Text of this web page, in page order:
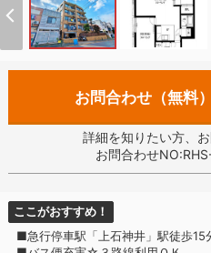
お問合わせ（無料）
詳細を知りたい方、
お問合わせ
ここがおすすめ！
■急行停車駅「上石神井」駅徒歩15